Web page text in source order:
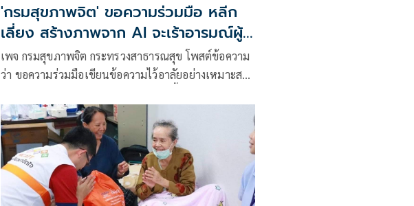
'กรมสุขภาพจิต' ขอความร่วมมือ หลีก
เลี่ยง สร้างภาพจาก AI จะเร้าอารมณ์ผู้ที่
กำลังโศกเศร้า
เพจ กรมสุขภาพจิต กระทรวงสาธารณสุข โพสต์ข้อความ
ว่า ขอความร่วมมือเขียนข้อความไว้อาลัยอย่างเหมาะสม
สร้างภาพจาก AI